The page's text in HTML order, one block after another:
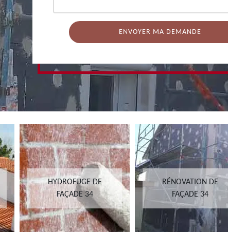
HYDROFUGE DE
FAÇADE 34
RÉNOVATION DE
FAÇADE 34